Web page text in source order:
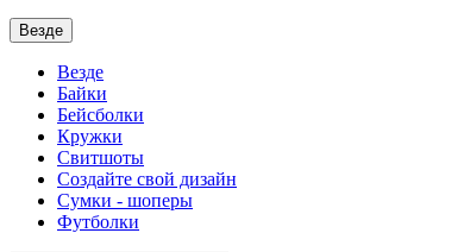
Везде
Везде
Байки
Бейсболки
Кружки
Свитшоты
Создайте свой дизайн
Сумки - шоперы
Футболки